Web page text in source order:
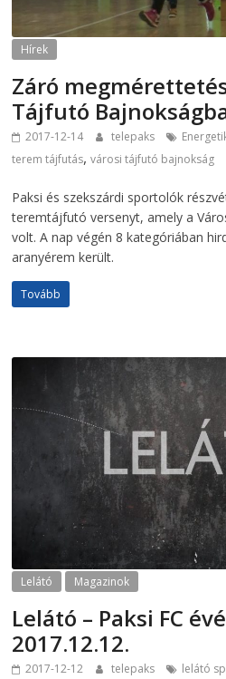
Hírek
Záró
Tájfutó
2017-12-14 telepaks
terem tájfutás,városi tájfutó bajnokság
Paksi és szekszárdi sportolók
teremtájfutó versenyt, amely a
volt. A nap végén 8 kategóriában
aranyérem került.
Tovább
Lelátó Magazinok
Lelátó – Paksi FC
2017.12.12.
2017-12-12 telepaks lelátó